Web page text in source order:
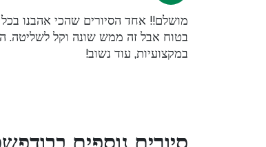
מושלם!! אחד הסיורים שהכי אהבנו
בטוח אבל זה ממש שונה וקל לשליטה.
במקצועיות, עוד נשוב!